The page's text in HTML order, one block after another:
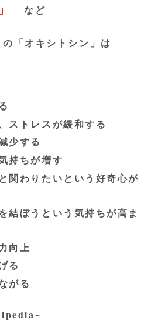
」など
「オキシトシン」は
ストレスが緩和する
少する
持ちが増す
関わりたいという好奇心が
結ぼうという気持ちが高ま
向上
る
がる